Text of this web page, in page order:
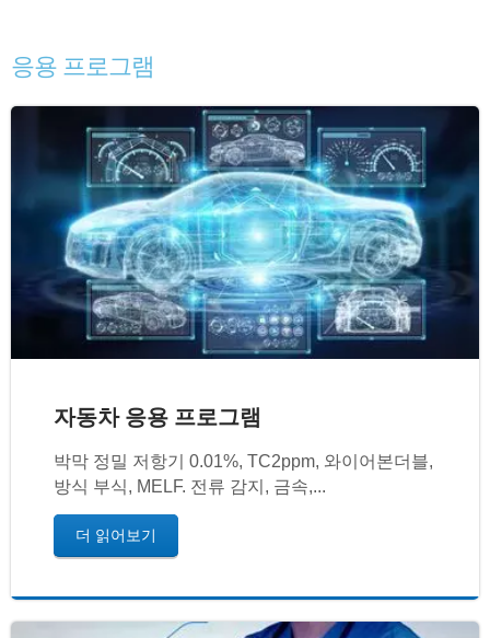
응용 프로그램
자동차 응용 프로그램
박막 정밀 저항기 0.01%, TC2ppm, 와이어본더블,
방식 부식, MELF. 전류 감지, 금속,...
더 읽어보기